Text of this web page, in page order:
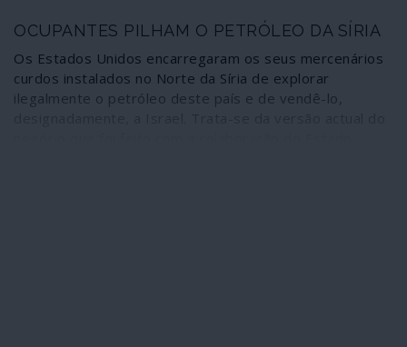
OCUPANTES PILHAM O PETRÓLEO DA SÍRIA
Os Estados Unidos encarregaram os seus mercenários
curdos instalados no Norte da Síria de explorar
ilegalmente o petróleo deste país e de vendê-lo,